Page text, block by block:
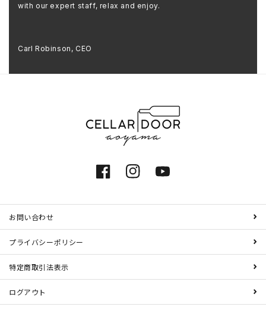
with our expert staff, relax and enjoy.
Carl Robinson, CEO
FacebookInstagramYouTube
お問い合わせ
プライバシーポリシー
特定商取引法表示
ログアウト